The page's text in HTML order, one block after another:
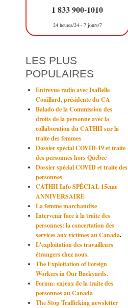
1 833 900-1010
24 heures/24 - 7 jours/7
LES PLUS
POPULAIRES
Entrevue radio avec IsaBelle
Couillard, présidente du CA
Balado de la Commission des
droits de la personne avec la
collaboration du CATHII sur la
traite des femmes
Dossier spécial COVID-19 et traite
des personneshors Québec
Dossier spécial COVID et traite des
personnes
CATHII Info SPÉCIAL 15ème
ANNIVERSAIRE
La femme marchandise
Intervenir face à la traite des
personnes: la concertation des
services aux victimes au Canada.
L'exploitation des travailleurs
étrangers chez nous.
The Exploitation of Foreign
Workers in Our Backyards.
Forum: enjeux de la traite des
personnes au Canada
The Stop Trafficking newsletter